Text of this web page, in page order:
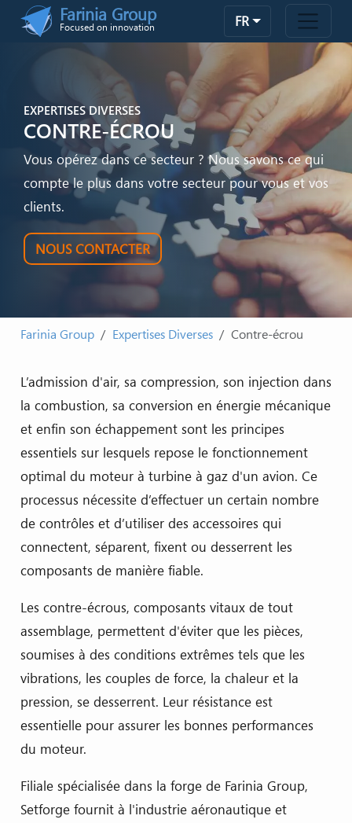
Skip to main content
Farinia Group
Focused on innovation FR
EXPERTISES DIVERSES
CONTRE-ÉCROU
Vous opérez dans ce secteur ? Nous savons ce qui
compte le plus dans votre secteur pour vous et vos
clients.
NOUS CONTACTER
Farinia Group Expertises Diverses Contre-écrou
L’admission d'air, sa compression, son injection dans
la combustion, sa conversion en énergie mécanique
et enfin son échappement sont les principes
essentiels sur lesquels repose le fonctionnement
optimal du moteur à turbine à gaz d'un avion. Ce
processus nécessite d’effectuer un certain nombre
de contrôles et d’utiliser des accessoires qui
connectent, séparent, fixent ou desserrent les
composants de manière fiable.
Les contre-écrous, composants vitaux de tout
assemblage, permettent d'éviter que les pièces,
soumises à des conditions extrêmes tels que les
vibrations, les couples de force, la chaleur et la
pression, se desserrent. Leur résistance est
essentielle pour assurer les bonnes performances
du moteur.
Filiale spécialisée dans la forge de Farinia Group,
Setforge fournit à l'industrie aéronautique et